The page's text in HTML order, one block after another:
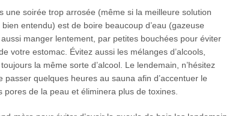
une soirée trop arrosée (même si la meilleure solution
bien entendu) est de boire beaucoup d’eau (gazeuse
manger lentement, par petites bouchées pour éviter
votre estomac. Évitez aussi les mélanges d’alcools,
la même sorte d’alcool. Le lendemain, n’hésitez
quelques heures au sauna afin d’accentuer le
pores de la peau et éliminera plus de toxines.